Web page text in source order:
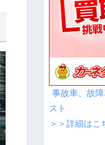
事故車、故
スト
＞＞詳細はこ